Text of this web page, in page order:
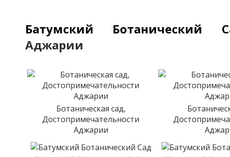
Батумский Ботанический
Аджарии
Ботаническая сад,
Достопримечательности
Аджарии